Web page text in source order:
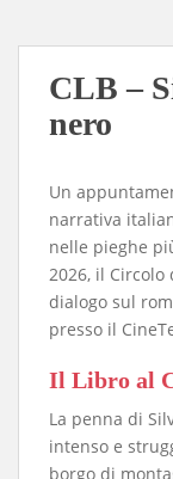
CLB –
nero
Un
narrativa
nelle pieghe
2026, il
dialogo sul
presso il
​Il Libro al
​La penna di
intenso e
borgo di